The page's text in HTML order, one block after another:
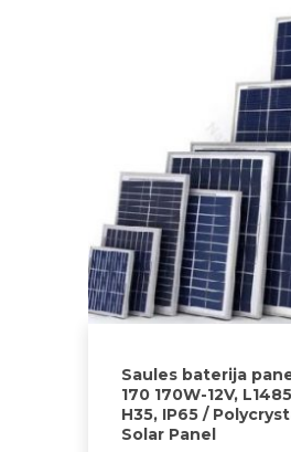
Saules baterija
170 170W-12V,
H35, IP65 /
Solar Panel